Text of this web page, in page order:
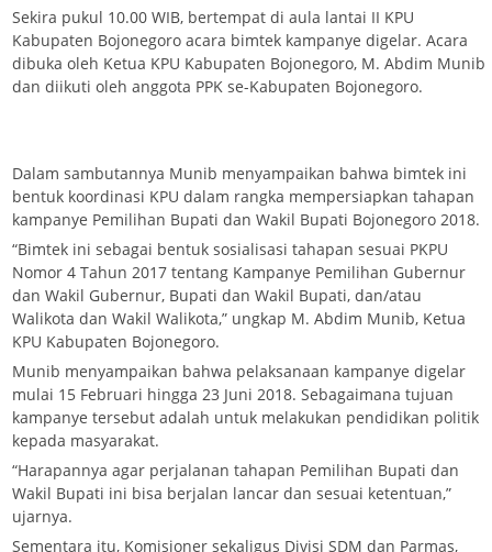
Sekira pukul 10.00 WIB, bertempat di aula lantai II KPU
Kabupaten Bojonegoro acara bimtek kampanye digelar. Acara
dibuka oleh Ketua KPU Kabupaten Bojonegoro, M. Abdim Munib
dan diikuti oleh anggota PPK se-Kabupaten Bojonegoro.
Dalam sambutannya Munib menyampaikan bahwa bimtek ini
bentuk koordinasi KPU dalam rangka mempersiapkan tahapan
kampanye Pemilihan Bupati dan Wakil Bupati Bojonegoro 2018.
“Bimtek ini sebagai bentuk sosialisasi tahapan sesuai PKPU
Nomor 4 Tahun 2017 tentang Kampanye Pemilihan Gubernur
dan Wakil Gubernur, Bupati dan Wakil Bupati, dan/atau
Walikota dan Wakil Walikota,” ungkap M. Abdim Munib, Ketua
KPU Kabupaten Bojonegoro.
Munib menyampaikan bahwa pelaksanaan kampanye digelar
mulai 15 Februari hingga 23 Juni 2018. Sebagaimana tujuan
kampanye tersebut adalah untuk melakukan pendidikan politik
kepada masyarakat.
“Harapannya agar perjalanan tahapan Pemilihan Bupati dan
Wakil Bupati ini bisa berjalan lancar dan sesuai ketentuan,”
ujarnya.
Sementara itu, Komisioner sekaligus Divisi SDM dan Parmas,